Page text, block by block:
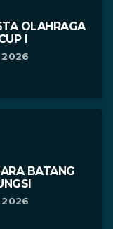
OLAHRAGA
I
2026
BATANG
2026